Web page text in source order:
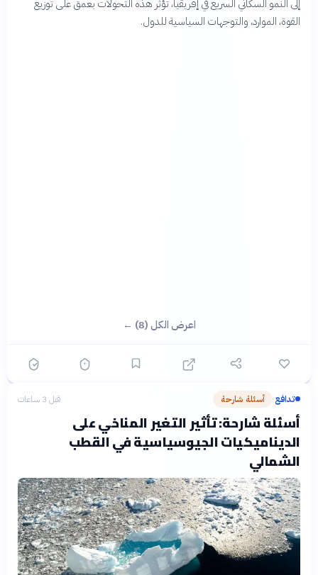
إلى النمو السكاني السريع في إفريقيا، تؤثر هذه التحولات بعمق على توزيع
القوة، الموارد، والتوجهات السياسية للدول.
اعرض الكل (8) ←
تدافع› أسئلة شارحة قبل 3 ساعات
أسئلة شارحة: تأثير التغير المناخي على
الديناميكيات الجيوسياسية في القطب
الشمالي